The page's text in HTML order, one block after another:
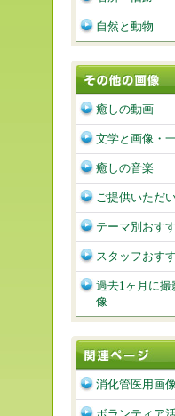
自然と動物
癒しの動画
文学と画像・
癒しの音楽
ご提供いただ
テーマ別おす
スタッフおす
過去1ヶ月に撮
像
消化管医用画